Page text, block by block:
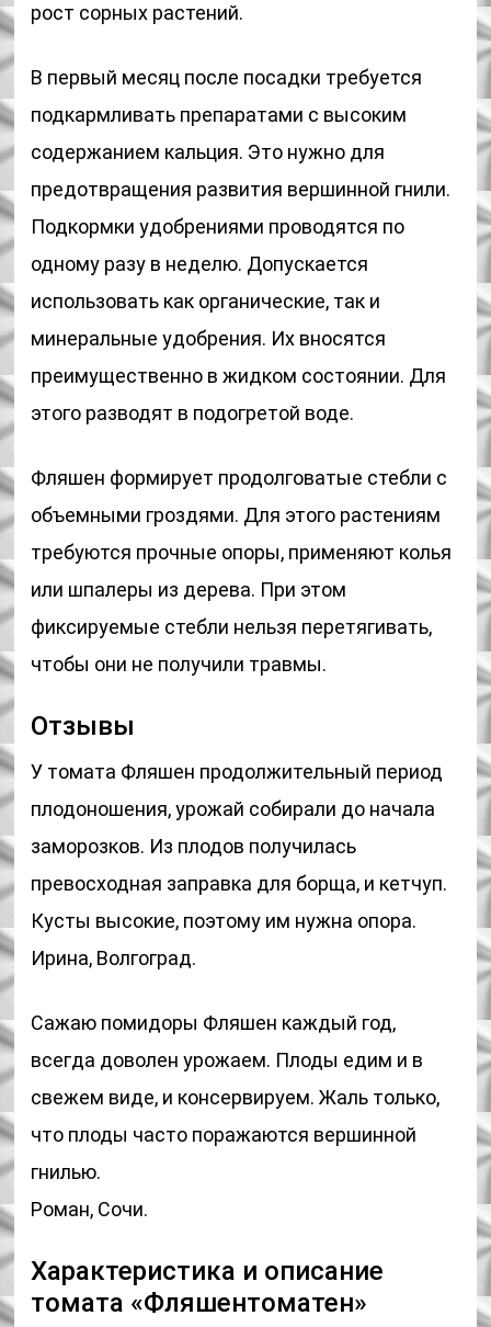
рост сорных растений.
В первый месяц после посадки требуется
подкармливать препаратами с высоким
содержанием кальция. Это нужно для
предотвращения развития вершинной гнили.
Подкормки удобрениями проводятся по
одному разу в неделю. Допускается
использовать как органические, так и
минеральные удобрения. Их вносятся
преимущественно в жидком состоянии. Для
этого разводят в подогретой воде.
Фляшен формирует продолговатые стебли с
объемными гроздями. Для этого растениям
требуются прочные опоры, применяют колья
или шпалеры из дерева. При этом
фиксируемые стебли нельзя перетягивать,
чтобы они не получили травмы.
Отзывы
У томата Фляшен продолжительный период
плодоношения, урожай собирали до начала
заморозков. Из плодов получилась
превосходная заправка для борща, и кетчуп.
Кусты высокие, поэтому им нужна опора.
Ирина, Волгоград.
Сажаю помидоры Фляшен каждый год,
всегда доволен урожаем. Плоды едим и в
свежем виде, и консервируем. Жаль только,
что плоды часто поражаются вершинной
гнилью.
Роман, Сочи.
Характеристика и описание
томата «Фляшентоматен»